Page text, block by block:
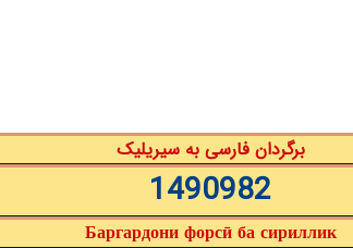
برگردان فارسی به سیریلیک
1490982
Баргардони форсӣ ба сириллик